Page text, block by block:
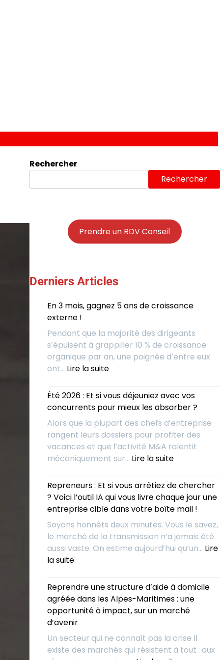
Rechercher
Rechercher
Prendre un RDV Conseil
Derniers Articles
En 3 mois, gagnez 5 ans de croissance
externe !
Pendant que la majorité des dirigeants
s’épuisent à grappiller 10 % de croissance
organique par an, une poignée d’entre eux
ont… Lire la suite:
3
mois,
5
ans
de
croissance
externe
!
Été 2026 : Et si vous déjeuniez avec vos
concurrents pour mieux les absorber ?
Alors que la plupart des chefs d’entreprise
rangent leurs dossiers pour profiter des
vacances et que l’activité M&A ralentit
mécaniquement sur… Lire la suite:
2026
:
Et
vous
déjeuniez
avec
pour
mieux
les
?
Repreneurs : Et si vous arrêtiez de chercher
? Voici l’outil IA qui vous livre chaque jour une
entreprise cible dans votre boîte mail !
Soyons honnêts deux minutes. Vous le savez,
le marché de la transmission n’a jamais été
aussi vaste. On estime aujourd’hui qu’un… Lire
la suite:
:
Et
si
vous
de
chercher
Reprendre une structure d’aide à domicile
agréée dans les Alpes-Maritimes : une
opportunité à impact, sur un marché
d’avenir
Un secteur qui ne connaît pas la crise Il
existe des marchés qui résistent à tout : aux